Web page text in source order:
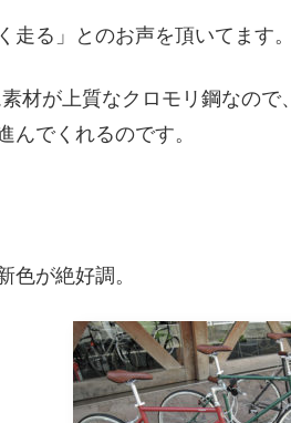
走る」とのお声を頂いてます。
材が上質なクロモリ鋼なの
んでくれるのです。
色が絶好調。